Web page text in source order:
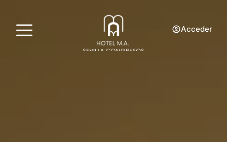
Acceder